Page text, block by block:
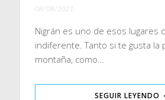
08/08/2021
Nigrán es uno de esos lugares
indiferente. Tanto si te gusta la
montaña, como…
SEGUIR LEYENDO